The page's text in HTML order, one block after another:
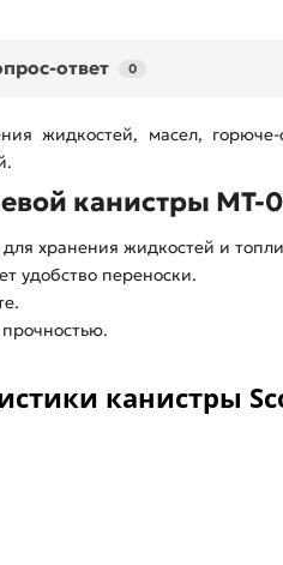
ответ 0
жидкостей, масел,
канистры МТ-
хранения жидкостей и
удобство переноски.
канистры